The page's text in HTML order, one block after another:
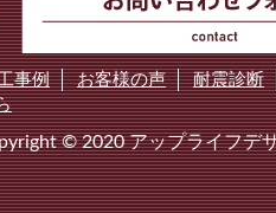
事例 お客様の声 耐震診断
© 2020 アップライフデ